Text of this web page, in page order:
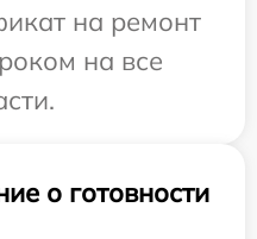
на ремонт
на все
о готовности